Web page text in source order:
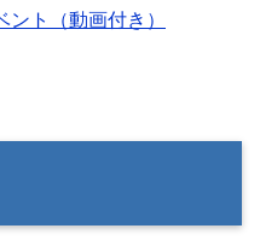
ト（動画付き）